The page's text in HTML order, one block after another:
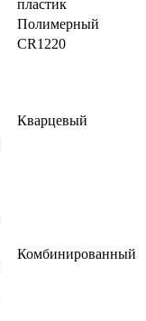
пластик
Полимерный
CR1220
Кварцевый
Комбинированный